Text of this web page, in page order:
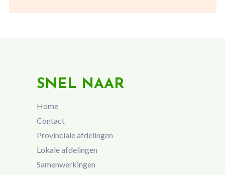
SNEL NAAR
Home
Contact
Provinciale afdelingen
Lokale afdelingen
Samenwerkingen